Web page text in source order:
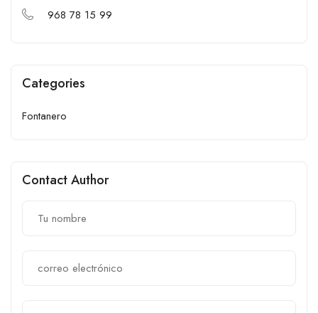
968 78 15 99
Categories
Fontanero
Contact Author